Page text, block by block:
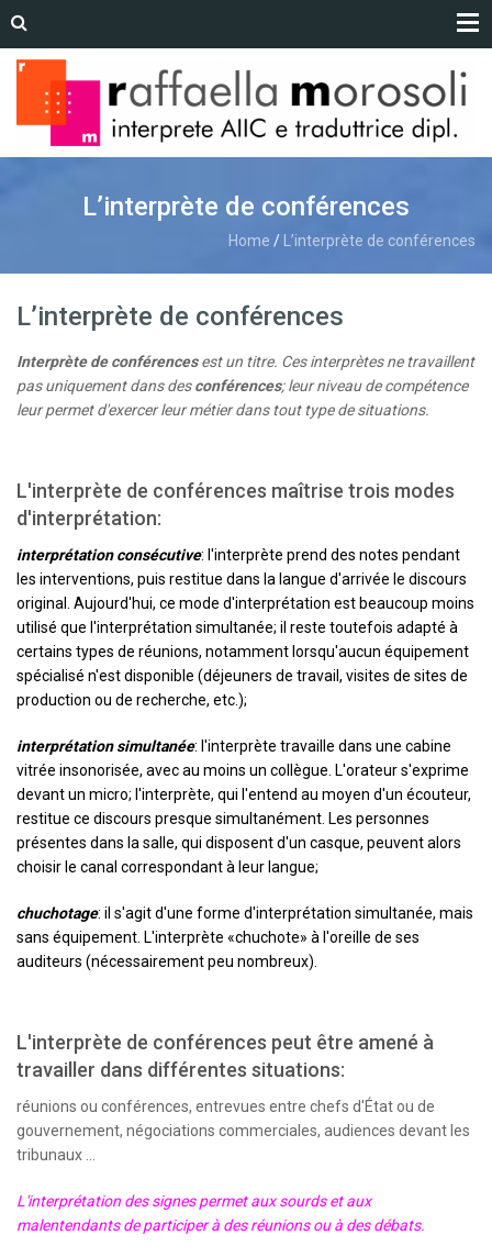
L’interprète de conférences
Home / L’interprète de conférences
L’interprète de conférences
Interprète de conférencesest un titre. Ces interprètes ne travaillent
pas uniquement dans desconférences; leur niveau de compétence
leur permet d'exercer leur métier dans tout type de situations.
L'interprète de conférences maîtrise trois modes
d'interprétation:
interprétation consécutive: l'interprète prend des notes pendant
les interventions, puis restitue dans la langue d'arrivée le discours
original. Aujourd'hui, ce mode d'interprétation est beaucoup moins
utilisé que l'interprétation simultanée; il reste toutefois adapté à
certains types de réunions, notamment lorsqu'aucun équipement
spécialisé n'est disponible (déjeuners de travail, visites de sites de
production ou de recherche, etc.);
interprétation simultanée: l'interprète travaille dans une cabine
vitrée insonorisée, avec au moins un collègue. L'orateur s'exprime
devant un micro; l'interprète, qui l'entend au moyen d'un écouteur,
restitue ce discours presque simultanément. Les personnes
présentes dans la salle, qui disposent d'un casque, peuvent alors
choisir le canal correspondant à leur langue;
chuchotage: il s'agit d'une forme d'interprétation simultanée, mais
sans équipement. L'interprète «chuchote» à l'oreille de ses
auditeurs (nécessairement peu nombreux).
L'interprète de conférences peut être amené à
travailler dans différentes situations:
réunions ou conférences, entrevues entre chefs d'État ou de
gouvernement, négociations commerciales, audiences devant les
tribunaux ...
L'interprétation des signes permet aux sourds et aux
malentendants de participer à des réunions ou à des débats.